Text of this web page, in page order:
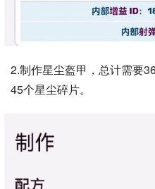
2.制作星尘盔甲，总计需要
45个星尘碎片。